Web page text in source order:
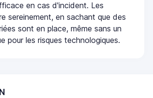
en cas d'incident. Les
sereinement, en sachant que des
sont en place, même sans un
pour les risques technologiques.